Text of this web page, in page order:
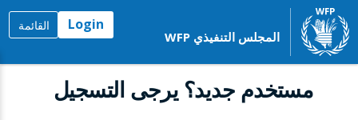
المجلس التنفيذي WFP
Login القائمة
مستخدم جديد؟ يرجى التسجيل